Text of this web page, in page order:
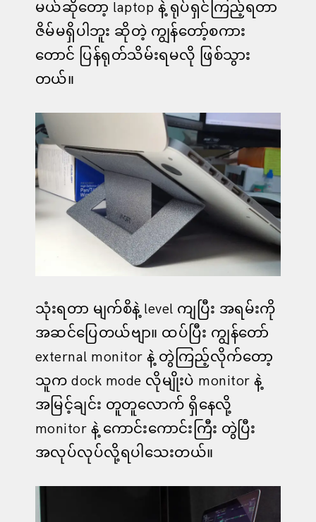
မယ်ဆိုတော့ laptop နဲ့ ရုပ်ရှင်ကြည့်ရတာ
ဇိမ်မရှိပါဘူး ဆိုတဲ့ ကျွန်တော့်စကား
တောင် ပြန်ရုတ်သိမ်းရမလို ဖြစ်သွား
တယ်။
သုံးရတာ မျက်စိနဲ့ level ကျပြီး အရမ်းကို
အဆင်ပြေတယ်ဗျာ။ ထပ်ပြီး ကျွန်တော်
external monitor နဲ့ တွဲကြည့်လိုက်တော့
သူက dock mode လိုမျိုးပဲ monitor နဲ့
အမြင့်ချင်း တူတူလောက် ရှိနေလို့
monitor နဲ့ ကောင်းကောင်းကြီး တွဲပြီး
အလုပ်လုပ်လို့ရပါသေးတယ်။